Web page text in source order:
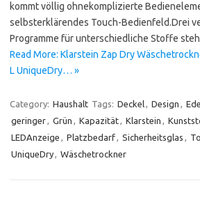
kommt völlig ohnekomplizierte
selbsterklärendes Touch-Bedienfeld.Drei
Programme für unterschiedliche Stoffe
Read More: Klarstein Zap Dry
L UniqueDry… »
Category: Haushalt Tags: Deckel, Design ,
geringer, Grün , Kapazität, Klarstein ,
LEDAnzeige , Platzbedarf, Sicherheitsglas ,
UniqueDry, Wäschetrockner